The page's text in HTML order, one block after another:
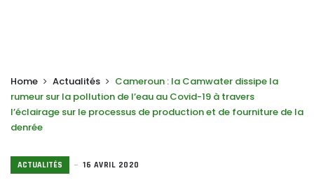
Home Actualités
Cameroun : la Camwater dissipe la
rumeur sur la pollution de l’eau au Covid-19 à travers
l’éclairage sur le processus de production et de fourniture de la
denrée
ACTUALITÉS 16 AVRIL 2020